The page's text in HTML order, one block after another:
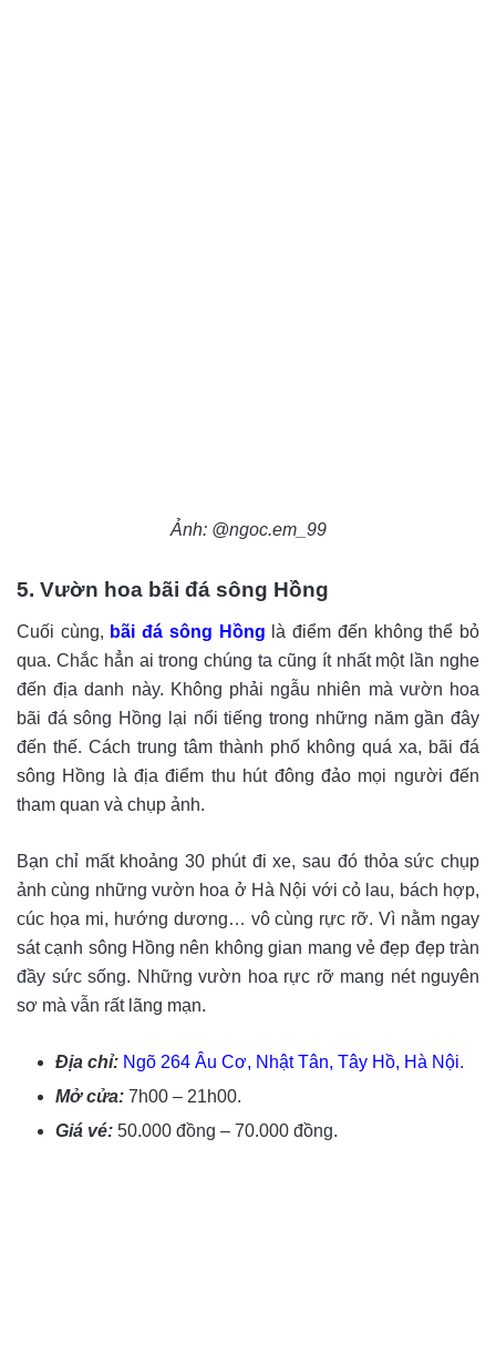
Ảnh: @ngoc.em_99
5. Vườn hoa bãi đá sông Hồng
Cuối cùng, bãi đá sông Hồng là điểm đến không thể bỏ
qua. Chắc hẳn ai trong chúng ta cũng ít nhất một lần nghe
đến địa danh này. Không phải ngẫu nhiên mà vườn hoa
bãi đá sông Hồng lại nổi tiếng trong những năm gần đây
đến thế. Cách trung tâm thành phố không quá xa, bãi đá
sông Hồng là địa điểm thu hút đông đảo mọi người đến
tham quan và chụp ảnh.
Bạn chỉ mất khoảng 30 phút đi xe, sau đó thỏa sức chụp
ảnh cùng những vườn hoa ở Hà Nội với cỏ lau, bách hợp,
cúc họa mi, hướng dương… vô cùng rực rỡ. Vì nằm ngay
sát cạnh sông Hồng nên không gian mang vẻ đẹp đẹp tràn
đầy sức sống. Những vườn hoa rực rỡ mang nét nguyên
sơ mà vẫn rất lãng mạn.
Địa chỉ: Ngõ 264 Âu Cơ, Nhật Tân, Tây Hồ, Hà Nội.
Mở cửa: 7h00 – 21h00.
Giá vé: 50.000 đồng – 70.000 đồng.